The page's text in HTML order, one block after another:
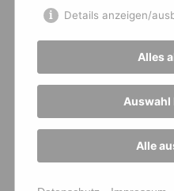
Gymnasium Melle an,
beide Auftaktdoppel
abgegeben wurden,
eine spannende
Henrik, Matthias und
Einzelspiele
mehr zum Sieg
Details anzeigen/
Alles
Auswahl
Alle